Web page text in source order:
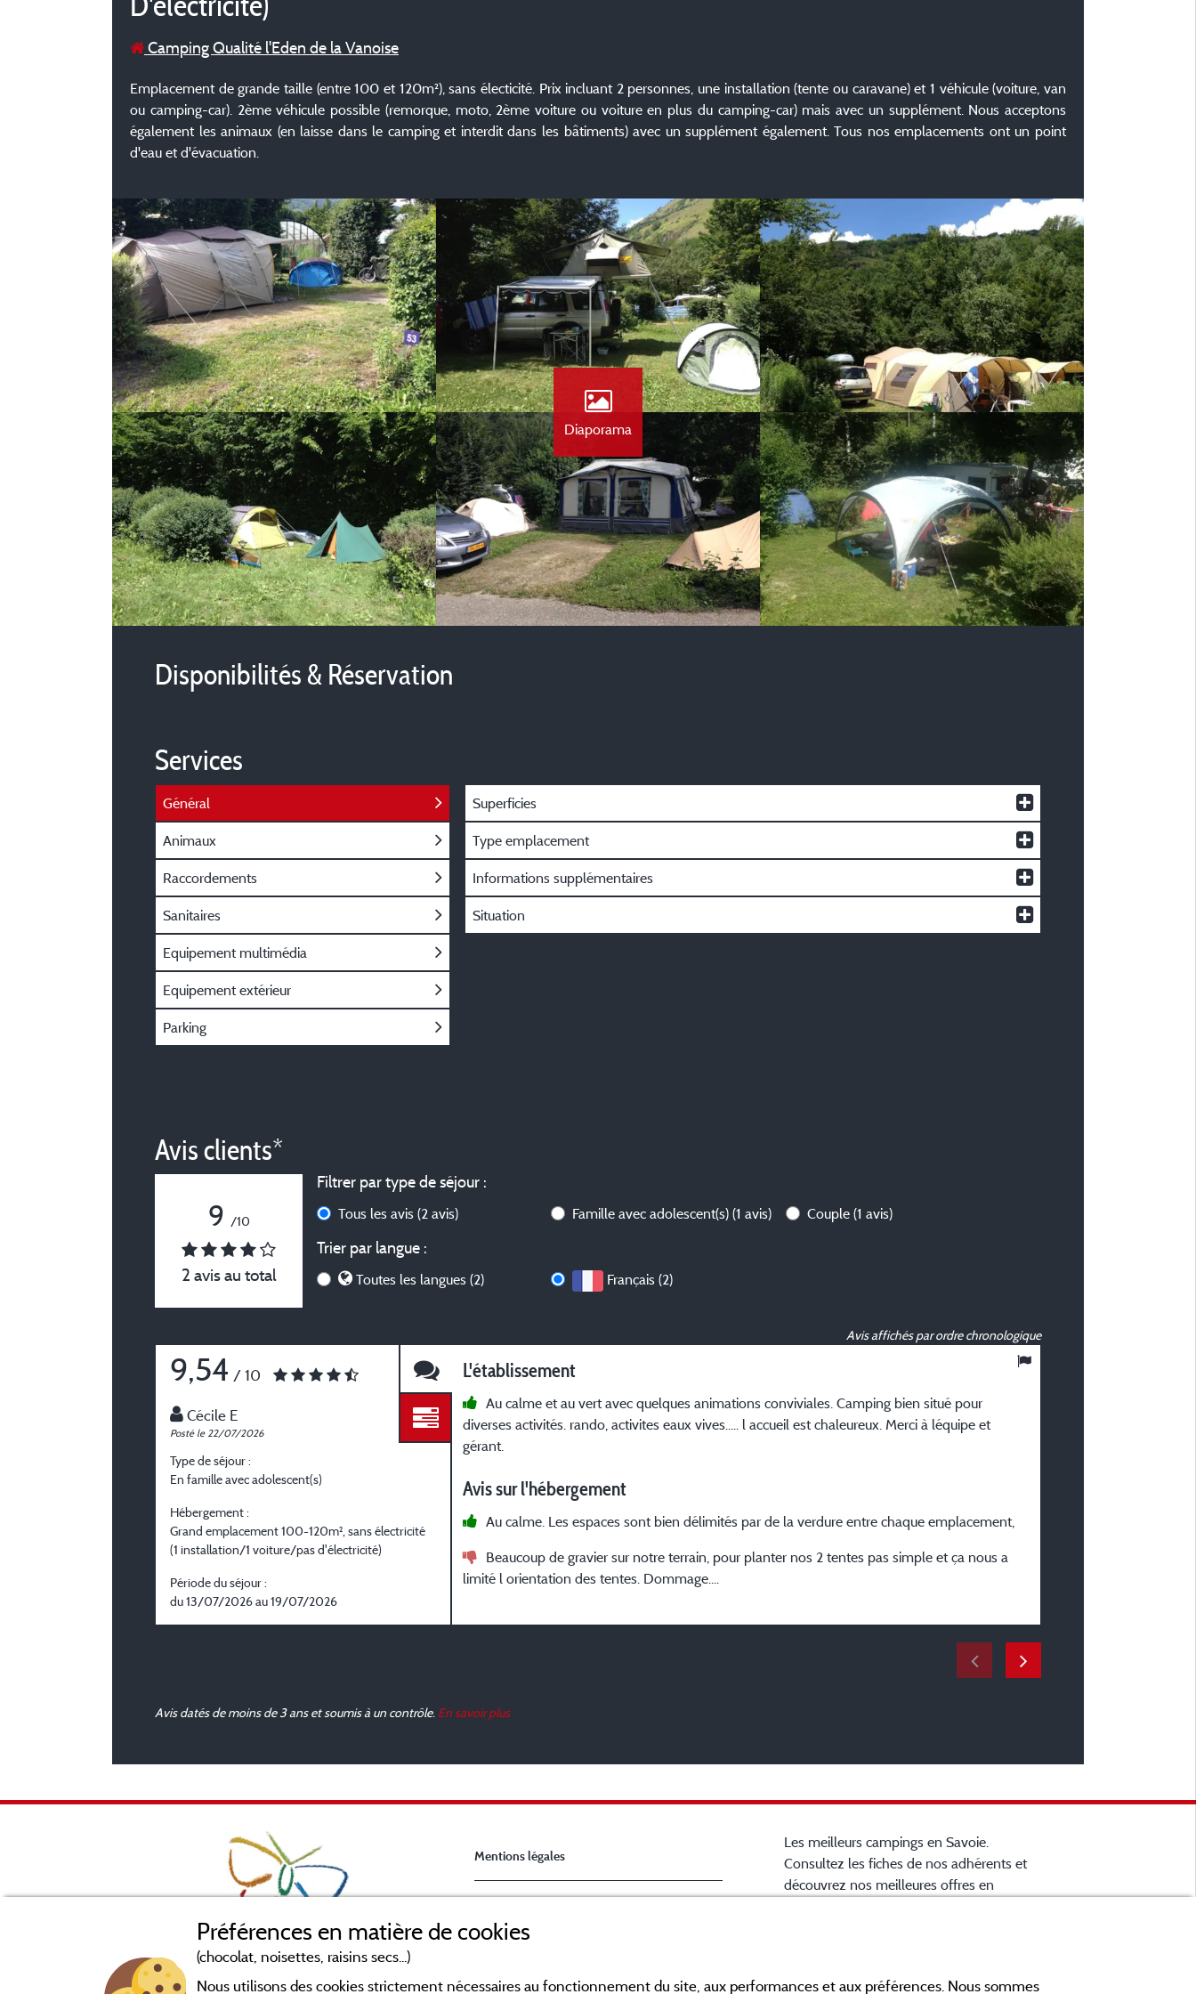
Camping Qualité l'Eden de la Vanoise
Emplacement de grande taille (entre 100 et 120m²), sans électicité. Prix incluant 2 personnes, une installation (tente ou caravane) et 1 véhicule (voiture, van
ou camping-car). 2ème véhicule possible (remorque, moto, 2ème voiture ou voiture en plus du camping-car) mais avec un supplément. Nous acceptons
également les animaux (en laisse dans le camping et interdit dans les bâtiments) avec un supplément également. Tous nos emplacements ont un point
d'eau et d'évacuation.
Diaporama
Disponibilités & Réservation
Services
Général
Animaux
Raccordements
Sanitaires
Equipement multimédia
Equipement extérieur
Parking
Superficies
Type emplacement
Informations supplémentaires
Situation
Avis clients*
9 /10
2 avis au total
Filtrer par type de séjour :
Tous les avis (2 avis) Famille avec adolescent(s)(1 avis) Couple (1 avis)
Trier par langue :
Toutes les langues (2) Français (2)
Avis affichés par ordre chronologique
9,54 / 10
Cécile E
Posté le 22/07/2026
Type de séjour :
En famille avec adolescent(s)
Hébergement :
Grand emplacement 100-120m², sans électricité
(1 installation/1 voiture/pas d'électricité)
Période du séjour :
du 13/07/2026 au 19/07/2026
L'établissement
Au calme et au vert avec quelques animations conviviales. Camping bien situé pour
diverses activités. rando, activites eaux vives..... l accueil est chaleureux. Merci à léquipe et
gérant.
Avis sur l'hébergement
Au calme. Les espaces sont bien délimités par de la verdure entre chaque emplacement,
Beaucoup de gravier sur notre terrain, pour planter nos 2 tentes pas simple et ça nous a
limité l orientation des tentes. Dommage....
Avis datés de moins de 3 ans et soumis à un contrôle. En savoir plus
Mentions légales
Les meilleurs campings en Savoie.
Consultez les fiches de nos adhérents et
découvrez nos meilleures offres en
Préférences en matière de cookies
(chocolat, noisettes, raisins secs...)
Nous utilisons des cookies strictement nécessaires au fonctionnement du site, aux performances et aux préférences. Nous sommes